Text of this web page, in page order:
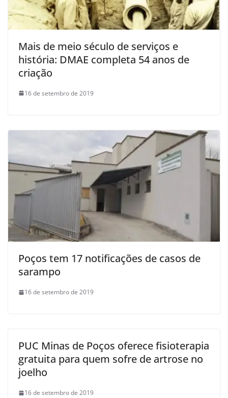
Mais de meio século de serviços e
história: DMAE completa 54 anos de
criação
16 de setembro de 2019
Poços tem 17 notificações de casos de
sarampo
16 de setembro de 2019
PUC Minas de Poços oferece fisioterapia
gratuita para quem sofre de artrose no
joelho
16 de setembro de 2019